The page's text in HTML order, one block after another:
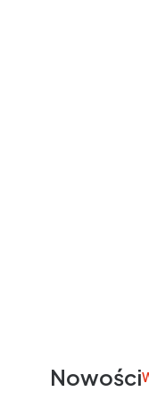
Nowości